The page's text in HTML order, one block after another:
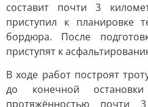
составит почти 3
приступил к планировке
бордюра. После
приступят к
В ходе работ построят
до конечной
протяжённостью почти